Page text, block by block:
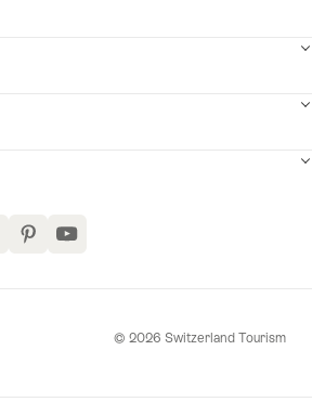
PinterestYouTube
© 2026 Switzerland Tourism
(clique para exibir)